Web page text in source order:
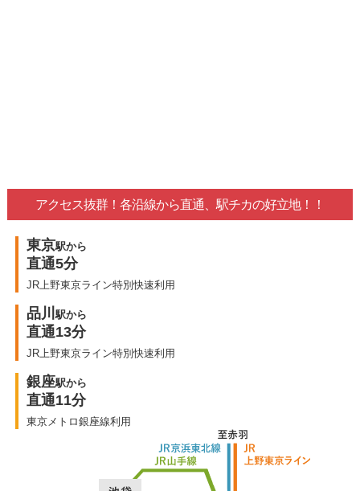
アクセス抜群！各沿線から直通、駅チカの好立地！！
東京駅から
直通5分
JR上野東京ライン特別快速利用
品川駅から
直通13分
JR上野東京ライン特別快速利用
銀座駅から
直通11分
東京メトロ銀座線利用